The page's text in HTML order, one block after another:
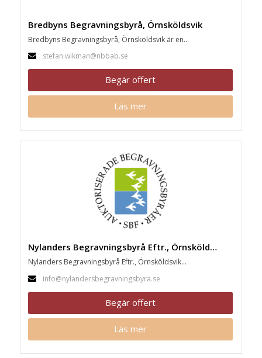
Bredbyns Begravningsbyrå, Örnsköldsvik
Bredbyns Begravningsbyrå, Örnsköldsvik är en...
stefan.wikman@nbbab.se
Begär offert
Läs mer
Nylanders Begravningsbyrå Eftr., Örnsköldsvik
Nylanders Begravningsbyrå Eftr., Örnsköldsvik...
info@nylandersbegravningsbyra.se
Begär offert
Läs mer